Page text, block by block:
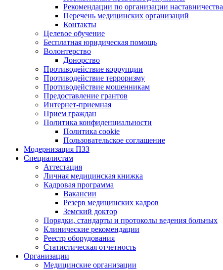
Рекомендации по организации наставничества
Перечень медицинских организаций
Контакты
Целевое обучение
Бесплатная юридическая помощь
Волонтерство
Донорство
Противодействие коррупции
Противодействие терроризму
Противодействие мошенникам
Предоставление грантов
Интернет-приемная
Прием граждан
Политика конфиденциальности
Политика cookie
Пользовательское соглашение
Модернизация ПЗЗ
Специалистам
Аттестация
Личная медицинская книжка
Кадровая программа
Вакансии
Резерв медицинских кадров
Земский доктор
Порядки, стандарты и протоколы ведения больных
Клинические рекомендации
Реестр оборудования
Статистическая отчетность
Организации
Медицинские организации